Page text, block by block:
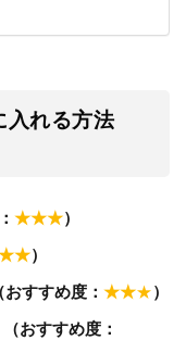
入れる方法
★★★）
）
（おすすめ度： ★★★）
（おすすめ度：